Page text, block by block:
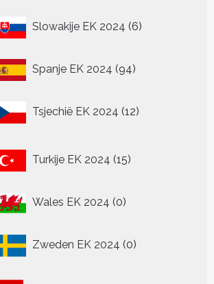
Slowakije EK 2024 6
producten
Spanje EK 2024 9494
Tsjechië EK 2024 12
producten
Turkije EK 2024 15
producten
Wales EK 2024 00
Zweden EK 2024 0
producten